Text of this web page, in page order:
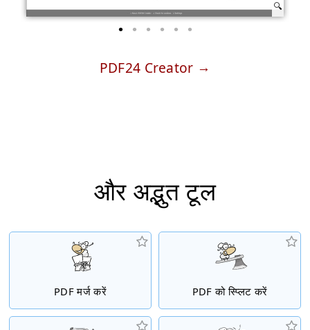
PDF24 Creator
और अद्भुत टूल
PDF मर्ज करें PDF को स्प्लिट करें